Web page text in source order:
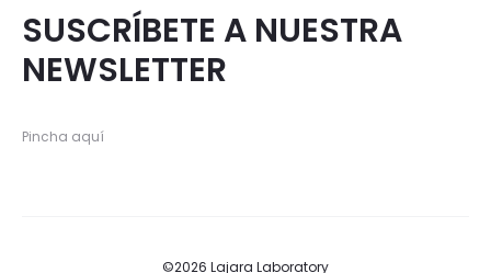
SUSCRÍBETE A NUESTRA
NEWSLETTER
Pincha aquí
©2026 Lajara Laboratory